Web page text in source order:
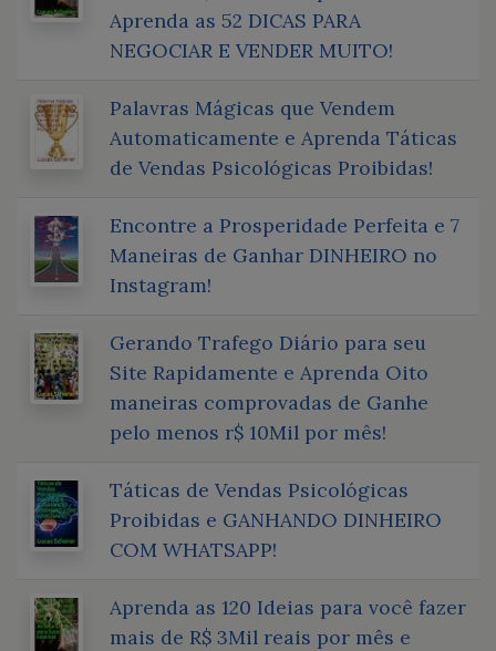
Aprenda as 52 DICAS PARA
NEGOCIAR E VENDER MUITO!
Palavras Mágicas que Vendem
Automaticamente e Aprenda Táticas
de Vendas Psicológicas Proibidas!
Encontre a Prosperidade Perfeita e 7
Maneiras de Ganhar DINHEIRO no
Instagram!
Gerando Trafego Diário para seu
Site Rapidamente e Aprenda Oito
maneiras comprovadas de Ganhe
pelo menos r$ 10Mil por mês!
Táticas de Vendas Psicológicas
Proibidas e GANHANDO DINHEIRO
COM WHATSAPP!
Aprenda as 120 Ideias para você fazer
mais de R$ 3Mil reais por mês e